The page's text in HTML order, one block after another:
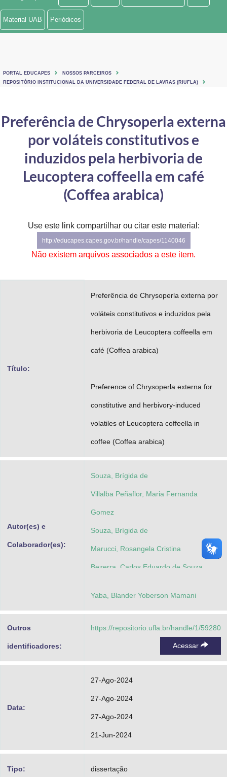
Ministério de Minas e Energia
Ministério do Turismo
Controladoria-Geral da União
Ministério da Mulher, da Família e dos Direitos Humanos
Secretaria-Geral
Advocacia-Geral da União
Banco Central do Brasil
Planalto
Material UAB Periódicos
PORTAL EDUCAPES
NOSSOS PARCEIROS
REPOSITÓRIO INSTITUCIONAL DA UNIVERSIDADE FEDERAL DE LAVRAS (RIUFLA)
Preferência de Chrysoperla externa
por voláteis constitutivos e
induzidos pela herbivoria de
Leucoptera coffeella em café
(Coffea arabica)
Use este link compartilhar ou citar este material:
http://educapes.capes.gov.br/handle/capes/1140046
Não existem arquivos associados a este item.
Título:
Preferência de Chrysoperla externa por
voláteis constitutivos e induzidos pela
herbivoria de Leucoptera coffeella em
café (Coffea arabica)
Preference of Chrysoperla externa for
constitutive and herbivory-induced
volatiles of Leucoptera coffeella in
coffee (Coffea arabica)
Autor(es) e
Colaborador(es):
Souza, Brígida de
Villalba Peñaflor, Maria Fernanda
Gomez
Souza, Brígida de
Marucci, Rosangela Cristina
Bezerra, Carlos Eduardo de Souza
Yaba, Blander Yoberson Mamani
Outros
identificadores:
https://repositorio.ufla.br/handle/1/59280
Acessar
Data:
27-Ago-2024
27-Ago-2024
27-Ago-2024
21-Jun-2024
Tipo: dissertação